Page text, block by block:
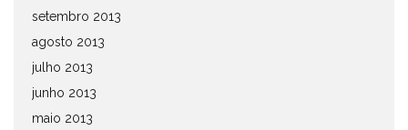
setembro 2013
agosto 2013
julho 2013
junho 2013
maio 2013